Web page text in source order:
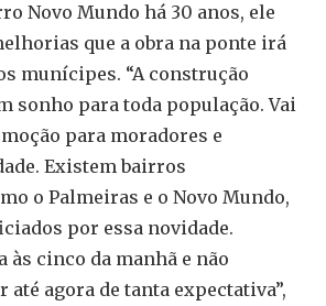
Novo Mundo há 30 anos, ele
que a obra na ponte irá
munícipes. “A construção
sonho para toda população. Vai
para moradores e
Existem bairros
o Palmeiras e o Novo Mundo,
por essa novidade.
às cinco da manhã e não
agora de tanta expectativa”,